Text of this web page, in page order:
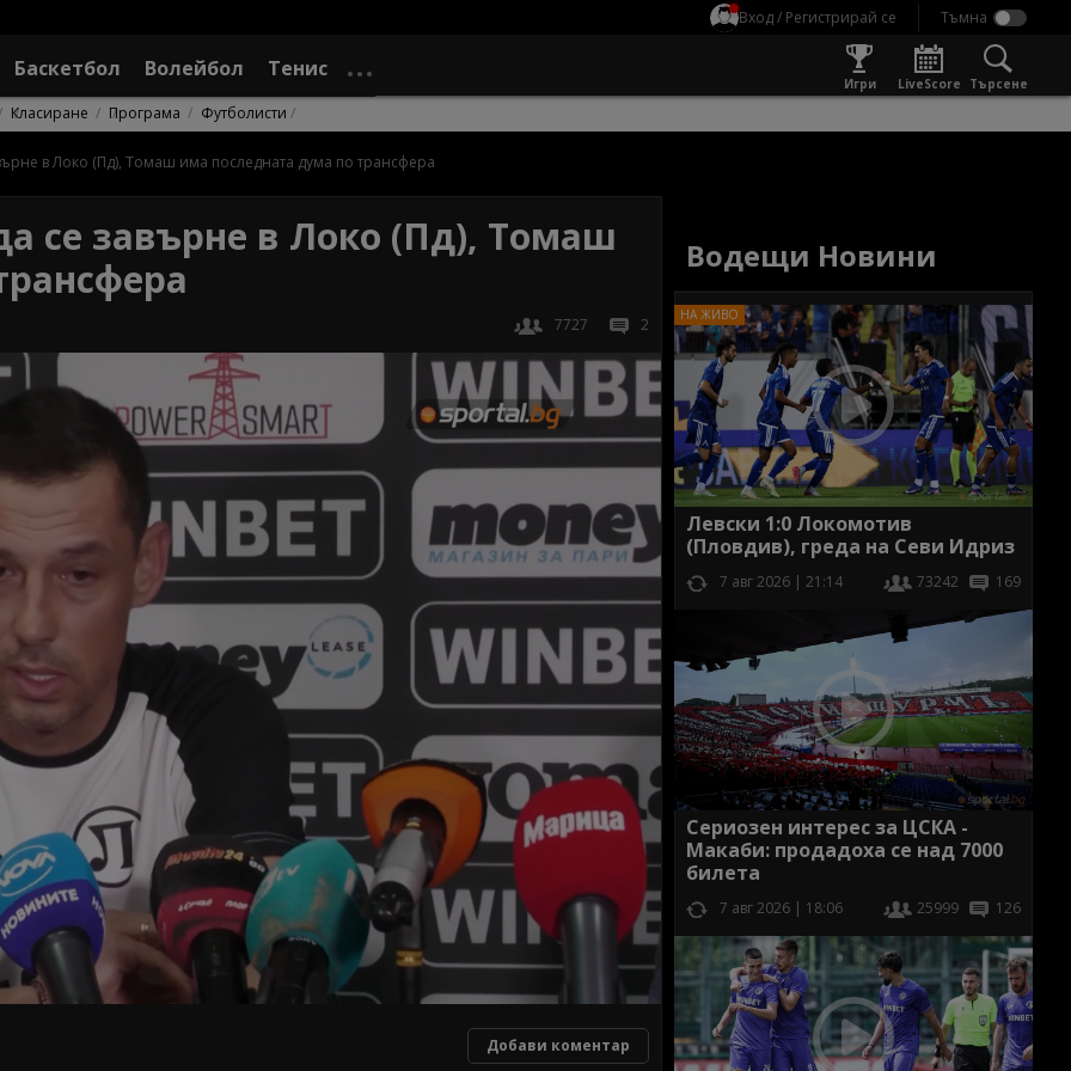
Вход / Регистрирай се
Баскетбол Волейбол Тенис
Игри LiveScore Търсене
Класиране Програма Футболисти
в Локо (Пд), Томаш има последната дума по трансфера
се завърне в Локо (Пд), Томаш
7727 2
Добави коментар
Водещи Новини
Левски 1:0 Локомотив
(Пловдив), греда на Севи Идриз
7 авг 2026 | 21:14 73242 169
Сериозен интерес за ЦСКА -
Макаби: продадоха се над 7000
билета
7 авг 2026 | 18:06 25999 126